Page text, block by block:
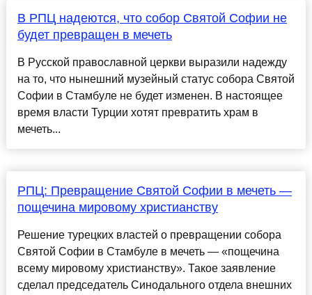
В РПЦ надеются, что собор Святой Софии не
будет превращен в мечеть
В Русской православной церкви выразили надежду
на то, что нынешний музейный статус собора Святой
Софии в Стамбуле не будет изменен. В настоящее
время власти Турции хотят превратить храм в
мечеть...
РПЦ: Превращение Святой Софии в мечеть —
пощечина мировому христианству
Решение турецких властей о превращении собора
Святой Софии в Стамбуле в мечеть — «пощечина
всему мировому христианству». Такое заявление
сделал председатель Синодального отдела внешних